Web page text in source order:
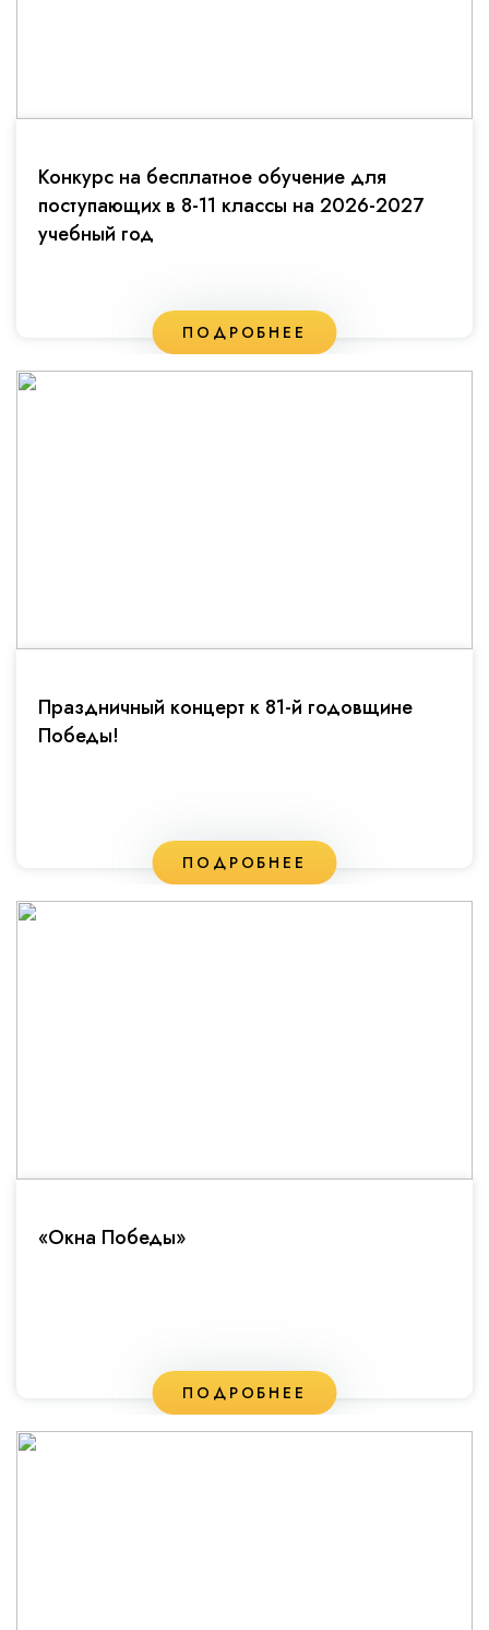
Конкурс на бесплатное обучение для
поступающих в 8-11 классы на 2026-2027
учебный год
ПОДРОБНЕЕ
Праздничный концерт к 81-й годовщине
Победы!
ПОДРОБНЕЕ
«Окна Победы»
ПОДРОБНЕЕ